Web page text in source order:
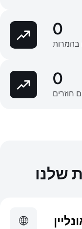
0
בהמרות
0
חוזרים
שלנו
🌐